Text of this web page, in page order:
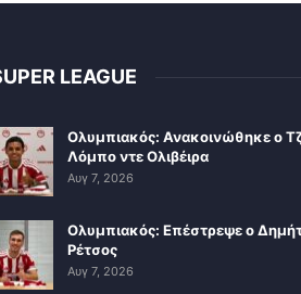
LEAGUE
Ολυμπιακός: Ανακοινώθηκε ο
Λόμπο ντε Ολιβέιρα
Αυγ 7, 2026
Ολυμπιακός: Επέστρεψε ο
Ρέτσος
Αυγ 7, 2026